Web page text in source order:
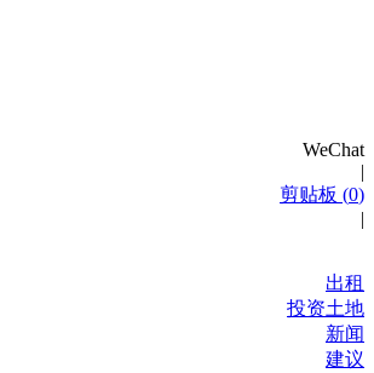
WeChat
|
剪贴板 (0)
|
出租
投资土地
新闻
建议